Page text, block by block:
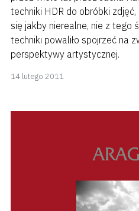
techniki HDR do obróbki
się jakby nierealne, nie z tego
techniki powaliło spojrzeć na
perspektywy artystycznej.
14 lutego 2011kwietnia